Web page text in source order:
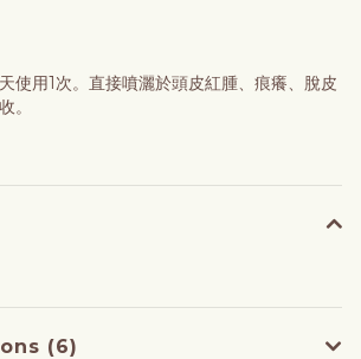
使用1次。直接噴灑於頭皮紅腫、痕癢、脫皮
。
(6)